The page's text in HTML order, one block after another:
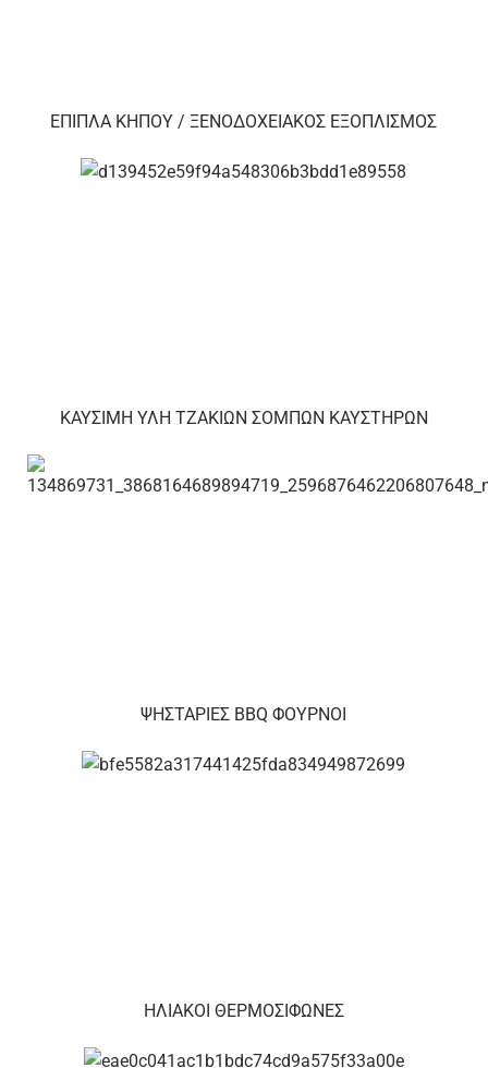
ΕΠΙΠΛΑ ΚΗΠΟΥ / ΞΕΝΟΔΟΧΕΙΑΚΟΣ ΕΞΟΠΛΙΣΜΟΣ
ΚΑΥΣΙΜΗ ΥΛΗ ΤΖΑΚΙΩΝ ΣΟΜΠΩΝ ΚΑΥΣΤΗΡΩΝ
ΨΗΣΤΑΡΙΕΣ BBQ ΦΟΥΡΝΟΙ
ΗΛΙΑΚΟΙ ΘΕΡΜΟΣΙΦΩΝΕΣ